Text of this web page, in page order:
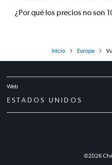
¿Por qué los precios no son
Inicio Europa
Web
ESTADOS UNIDOS
©2026